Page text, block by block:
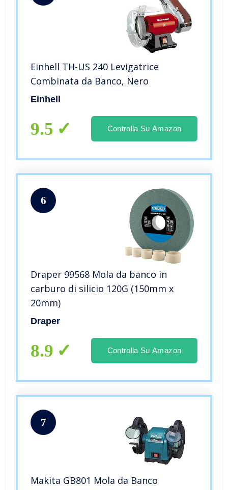
Einhell TH-US 240 Levigatrice
Combinata da Banco, Nero
Einhell
9.5 Controlla Su Amazon
6
Draper 99568 Mola da banco in
carburo di silicio 120G (150mm x
20mm)
Draper
8.9 Controlla Su Amazon
7
Makita GB801 Mola da Banco